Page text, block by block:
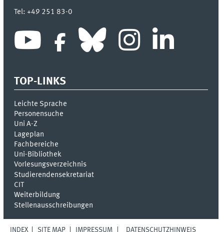
Tel:+49 251 83-0
TOP-LINKS
Leichte Sprache
Personensuche
Uni A-Z
Lageplan
Fachbereiche
Uni-Bi­bli­o­thek
Vor­le­sungs­ver­zeich­nis
Stu­die­ren­den­se­kre­ta­ri­at
CIT
Weiterbildung
Stellenausschreibungen
INDEX SITE MAP IMPRESSUM DATENSCHUTZHINWEIS